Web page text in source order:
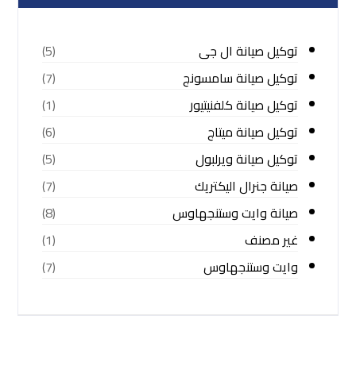
توكيل صيانة ال جى
(5)
توكيل صيانة سامسونج
(7)
توكيل صيانة كلفنيتيور
(1)
توكيل صيانة ميتاج
(6)
توكيل صيانة ويرلبول
(5)
صيانة جنرال اليكتريك
(7)
صيانة وايت وستنجهاوس
(8)
غير مصنف
(1)
وايت وستنجهاوس
(7)